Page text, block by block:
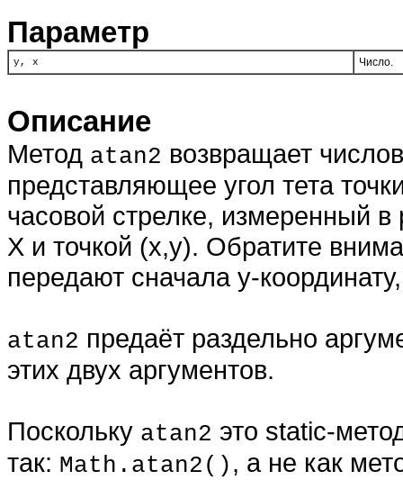
Параметр
y, x Число.
Описание
Метод atan2 возвращает
представляющее угол тета
часовой стрелке, измеренный
X и точкой (x,y). Обратите
передают сначала y-
atan2 предаёт раздельно
этих двух аргументов.
Поскольку atan2 это static-
так: Math.atan2() , а не как